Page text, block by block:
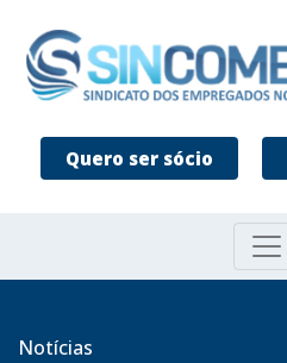
Quero ser sócio
Notícias